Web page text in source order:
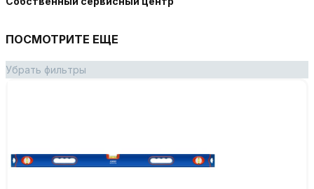
ПОСМОТРИТЕ ЕЩЕ
Убрать фильтры